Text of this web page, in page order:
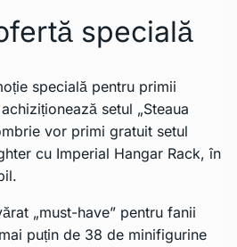
specială
specială pentru primii
setul „Steaua
vor primi gratuit setul
cu Imperial Hangar Rack, în
„must-have” pentru fanii
puțin de 38 de minifigurine